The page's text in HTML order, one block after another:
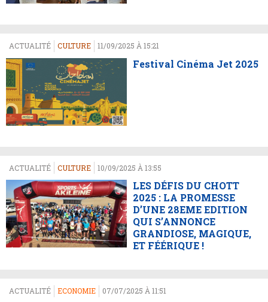
ACTUALITÉ CULTURE 11/09/2025 À 15:21
Festival Cinéma Jet 2025
ACTUALITÉ CULTURE 10/09/2025 À 13:55
LES DÉFIS DU CHOTT
2025 : LA PROMESSE
D’UNE 28EME EDITION
QUI S’ANNONCE
GRANDIOSE, MAGIQUE,
ET FÉÉRIQUE !
ACTUALITÉ ECONOMIE 07/07/2025 À 11:51